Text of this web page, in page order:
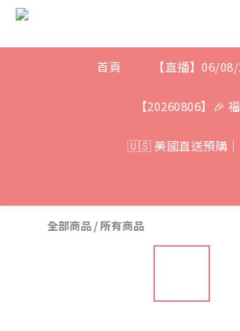
首頁 【直播】06/
【20260806】🎉
🇺🇸 美國直送預購
全部商品 /所有商品